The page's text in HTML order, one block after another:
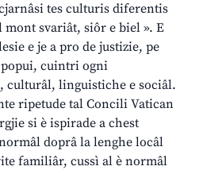
tes culturis diferentis
svariât, siôr e biel ». E
e je a pro de justizie, pe
cuintri ogni
culturâl, linguistiche e sociâl.
ripetude tal Concili Vatican
si è ispirade a chest
doprâ la lenghe locâl
familiâr, cussì al è normâl